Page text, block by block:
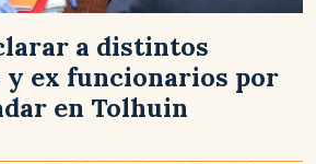
a distintos
ex funcionarios por
en Tolhuin